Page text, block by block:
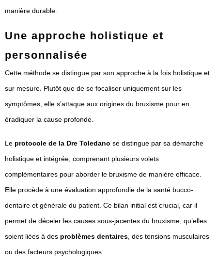
manière durable.
Une approche holistique et
personnalisée
Cette méthode se distingue par son approche à la fois holistique et
sur mesure. Plutôt que de se focaliser uniquement sur les
symptômes, elle s’attaque aux origines du bruxisme pour en
éradiquer la cause profonde.
Le protocole de la Dre Toledano se distingue par sa démarche
holistique et intégrée, comprenant plusieurs volets
complémentaires pour aborder le bruxisme de manière efficace.
Elle procède à une évaluation approfondie de la santé bucco-
dentaire et générale du patient. Ce bilan initial est crucial, car il
permet de déceler les causes sous-jacentes du bruxisme, qu’elles
soient liées à des problèmes dentaires , des tensions musculaires
ou des facteurs psychologiques.